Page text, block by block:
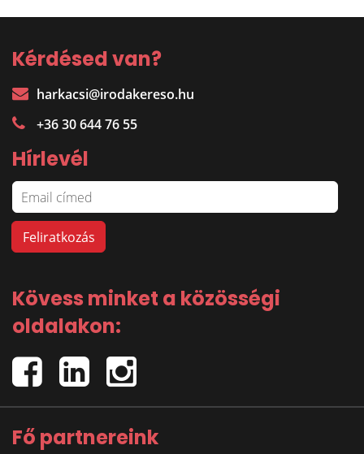
Kérdésed van?
harkacsi@irodakereso.hu
+36 30 644 76 55
Hírlevél
Kövess minket a közösségi
oldalakon:
Fő partnereink